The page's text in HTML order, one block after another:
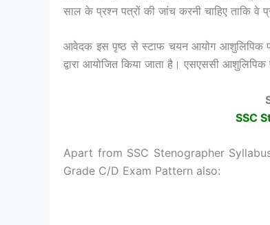
साल के प्रश्न पत्रों की जांच करनी चाहिए ताकि
आवेदक इस पृष्ठ से स्टाफ चयन आयोग आशुलिपिक
द्वारा आयोजित किया जाता है। एसएससी
SSC
Apart from SSC Stenographer
Grade C/D Exam Pattern also: